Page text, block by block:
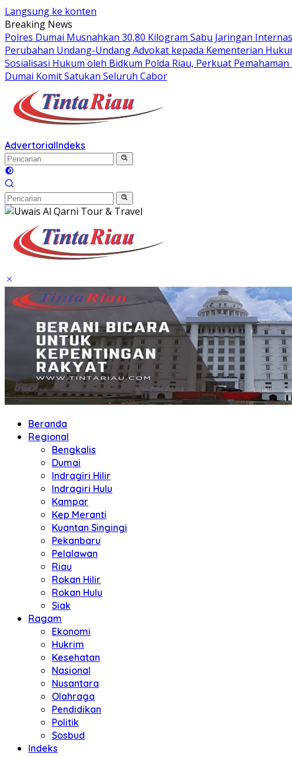
Langsung ke konten
Breaking News
Polres Dumai Musnahkan 30,80 Kilogram Sabu Jaringan
Perubahan Undang-Undang Advokat kepada Kementerian
Sosialisasi Hukum oleh Bidkum Polda Riau, Perkuat
Dumai Komit Satukan Seluruh Cabor
AdvertorialIndeks
Beranda
Regional
Bengkalis
Dumai
Indragiri Hilir
Indragiri Hulu
Kampar
Kep Meranti
Kuantan Singingi
Pekanbaru
Pelalawan
Riau
Rokan Hilir
Rokan Hulu
Siak
Ragam
Ekonomi
Hukrim
Kesehatan
Nasional
Nusantara
Olahraga
Pendidikan
Politik
Sosbud
Indeks